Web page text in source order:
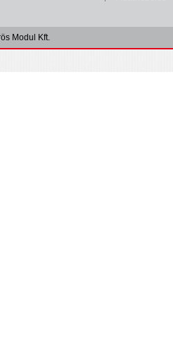
Modul Kft.